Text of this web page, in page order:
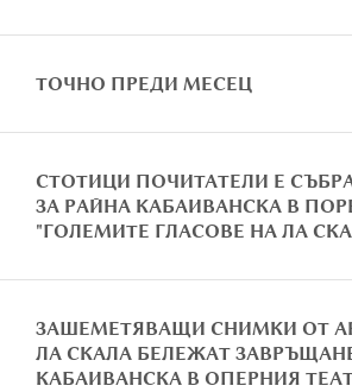
ТОЧНО ПРЕДИ МЕСЕЦ
СТОТИЦИ ПОЧИТАТЕЛИ Е
ЗА РАЙНА КАБАИВАНСКА В
"ГОЛЕМИТЕ ГЛАСОВЕ НА ЛА
ЗАШЕМЕТЯВАЩИ СНИМКИ ОТ
ЛА СКАЛА БЕЛЕЖАТ
КАБАИВАНСКА В ОПЕРНИЯ